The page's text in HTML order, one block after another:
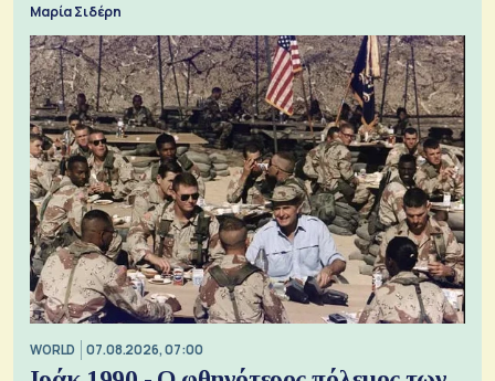
Μαρία Σιδέρη
WORLD 07.08.2026, 07:00